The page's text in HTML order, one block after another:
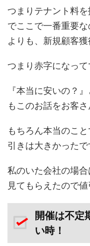
つまりテナント料
でここで一番重要
よりも、新規顧客獲
つまり赤字になって
『本当に安いの？
もこのお話をお客さ
もちろん本当のこ
引きは大きかったで
私のいた会社の場
見てもらえたので
開催は不定
い時！